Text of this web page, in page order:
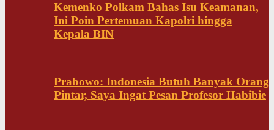
Kemenko Polkam Bahas Isu Keamanan,
Ini Poin Pertemuan Kapolri hingga
Kepala BIN
Prabowo: Indonesia Butuh Banyak Orang
Pintar, Saya Ingat Pesan Profesor Habibie